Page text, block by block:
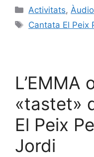
Activitats,
Cantata El Peix
L’EMMA
«tastet»
El Peix
Jordi